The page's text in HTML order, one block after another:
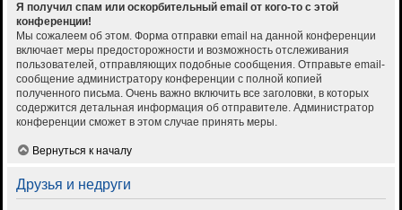
Я получил спам или оскорбительный email от кого-то с этой
конференции!
Мы сожалеем об этом. Форма отправки email на данной конференции
включает меры предосторожности и возможность отслеживания
пользователей, отправляющих подобные сообщения. Отправьте email-
сообщение администратору конференции с полной копией
полученного письма. Очень важно включить все заголовки, в которых
содержится детальная информация об отправителе. Администратор
конференции сможет в этом случае принять меры.
Вернуться к началу
Друзья и недруги